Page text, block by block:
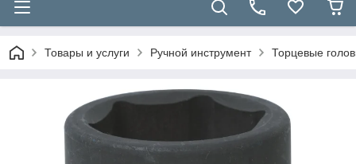
Товары и услуги Ручной инструмент Торцевые